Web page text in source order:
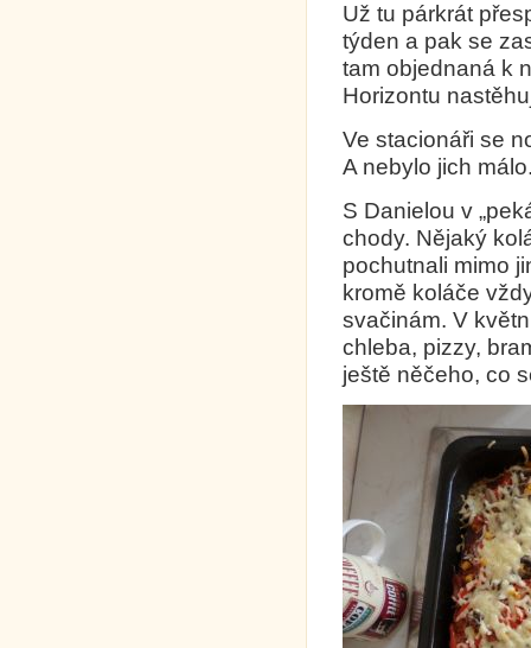
Už tu párkrát
týden a pak se
tam objednaná k
Horizontu
Ve stacionáři se
A nebylo jich
S Danielou v
chody. Nějaký
pochutnali mimo
kromě koláče
svačinám. V
chleba, pizzy,
ještě něčeho, co